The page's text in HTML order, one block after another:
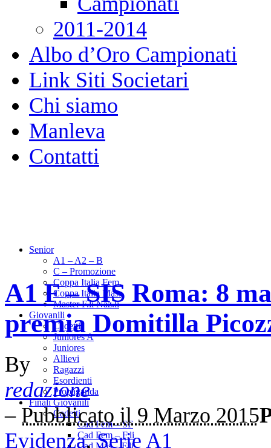
2011-2014
Albo d’Oro Campionati
Link Siti Societari
Chi siamo
Manleva
Contatti
Senior
A1 – A2 – B
C – Promozione
Coppa Italia Fem.
Coppa Italia Mas.
Master F.li Naz.li
Giovanili
Cadetti
Juniores A
Juniores
Allievi
Ragazzi
Esordienti
Propaganda
Finali Giovanili
Cadetti
Cad Fem – SF
Cad Fem – F.li
Cad Mas – F.li
A1 F – SIS Roma: 8
premia Domitilla
By
redazione
– Pubblicato il 9 Marzo 2015
Evidenza,Serie A1